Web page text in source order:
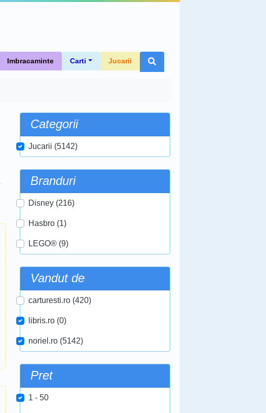
Imbracaminte Carti Jucarii
Categorii
Jucarii (5142)
Branduri
Disney (216)
Hasbro (1)
LEGO® (9)
Vandut de
carturesti.ro (420)
libris.ro (0)
noriel.ro (5142)
Pret
1 - 50